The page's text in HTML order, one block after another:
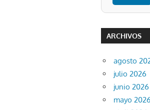
ARCHIVOS
agosto
julio 2026
junio 2026
mayo 2026